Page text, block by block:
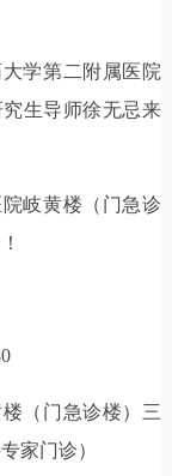
学第二附属医院
生导师徐无忌来
岐黄楼（门急诊
（门急诊楼）三
家门诊）